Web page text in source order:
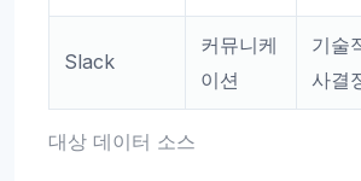
대상 데이터 소스
Slack
커뮤니케
이션
기술
사결